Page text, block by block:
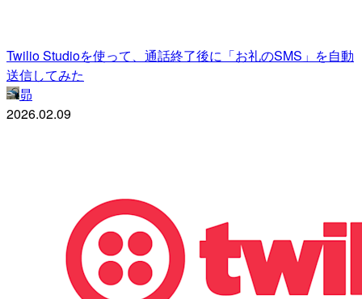
Twilio Studioを使って、通話終了後に「お礼のSMS」を自動
送信してみた
昴
2026.02.09